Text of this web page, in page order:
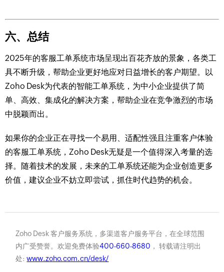
六、总结
2025年的客服工单系统市场呈现出百花齐放的景象，各类工
具不断升级，帮助企业更好地应对日益增长的客户期望。以
Zoho Desk为代表的智能工单系统，为中小企业提供了简
单、高效、集成化的解决方案，帮助企业在竞争激烈的市场
中脱颖而出。
如果你的企业正在寻找一个易用、适配性强且注重客户体验
的客服工单系统，Zoho Desk无疑是一个值得深入考量的选
择。随着技术的发展，未来的工单系统还能为企业创造更多
价值，建议企业不妨立即尝试，抓住时代趋势的机会。
Zoho Desk 客户服务系统，多渠道客户服务平台，在全球范围
内广受赞誉。欢迎免费体验400-660-8680 ， 转载请注明出
处:www.zoho.com.cn/desk/